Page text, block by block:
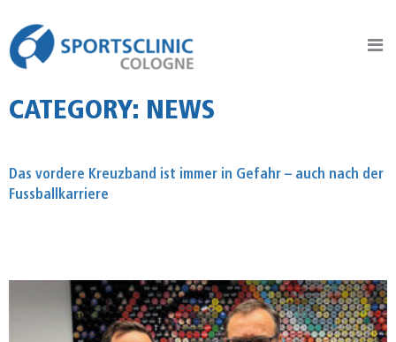
CATEGORY: NEWS
Das vordere Kreuzband ist immer in Gefahr – auch nach der
Fussballkarriere